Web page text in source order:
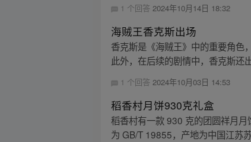
1 个回答2024年10月14日 18:32
海贼王香克斯出场
香克斯是《海贼王》中的重要角色
此外，在后续的剧情中，香克斯还
1 个回答2024年10月03日 14:53
稻香村月饼930克礼盒
稻香村有一款 930 克的团圆祥月
为 GB/T 19855，产地为中国江苏